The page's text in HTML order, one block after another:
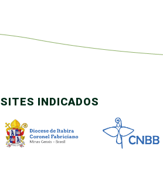
SITES INDICADOS